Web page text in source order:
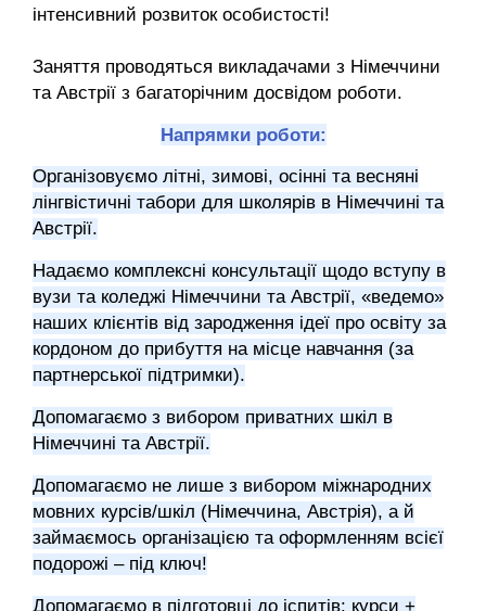
інтенсивний розвиток особистості!
Заняття проводяться викладачами з Німеччини
та Австрії з багаторічним досвідом роботи.
Напрямки роботи:
Організовуємо літні, зимові, осінні та весняні
лінгвістичні табори для школярів в Німеччині та
Австрії.
Надаємо комплексні консультації щодо вступу в
вузи та коледжі Німеччини та Австрії, «ведемо»
наших клієнтів від зародження ідеї про освіту за
кордоном до прибуття на місце навчання (за
партнерської підтримки).
Допомагаємо з вибором приватних шкіл в
Німеччині та Австрії.
Допомагаємо не лише з вибором міжнародних
мовних курсів/шкіл (Німеччина, Австрія), а й
займаємось організацією та оформленням всієї
подорожі – під ключ!
Допомагаємо в підготовці до іспитів: курси +